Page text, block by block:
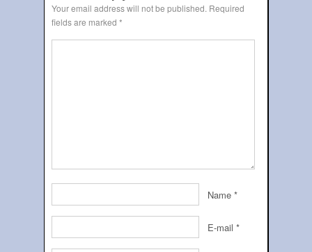
Your email address will not be published. Required
fields are marked *
Name *
E-mail *